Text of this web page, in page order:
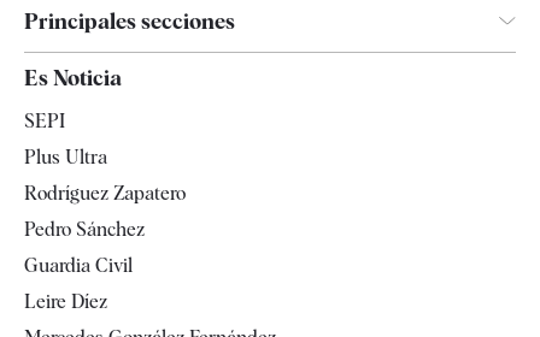
Principales secciones
Televisión
Es Noticia
SEPI
Plus Ultra
Rodríguez Zapatero
Pedro Sánchez
Guardia Civil
Leire Díez